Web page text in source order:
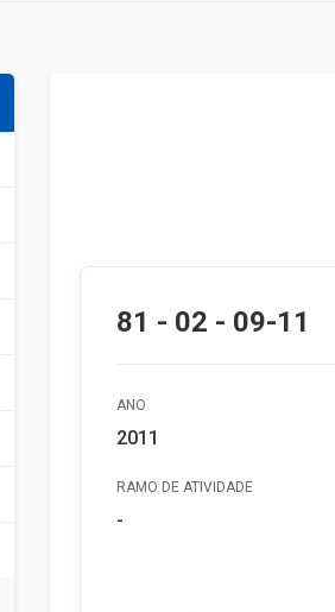
81 - 02 - 09-11
ANO
2011
RAMO DE ATIVIDADE
-